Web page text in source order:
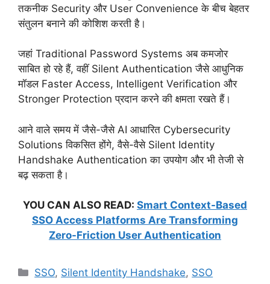
तकनीक Security और User Convenience के बीच बेहतर
संतुलन बनाने की कोशिश करती है।
जहां Traditional Password Systems अब कमजोर
साबित हो रहे हैं, वहीं Silent Authentication जैसे आधुनिक
मॉडल Faster Access, Intelligent Verification और
Stronger Protection प्रदान करने की क्षमता रखते हैं।
आने वाले समय में जैसे-जैसे AI आधारित Cybersecurity
Solutions विकसित होंगे, वैसे-वैसे Silent Identity
Handshake Authentication का उपयोग और भी तेजी से
बढ़ सकता है।
YOU CAN ALSO READ: Smart Context-Based
SSO Access Platforms Are Transforming
Zero-Friction User Authentication
Categories
SSO, Silent Identity Handshake, SSO